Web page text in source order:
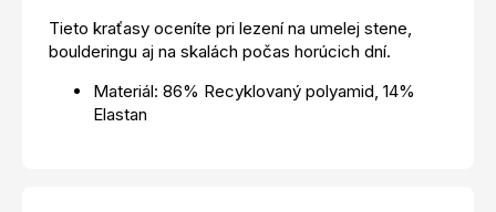
Tieto kraťasy oceníte pri lezení na umelej stene,
boulderingu aj na skalách počas horúcich dní.
Materiál: 86% Recyklovaný polyamid, 14%
Elastan